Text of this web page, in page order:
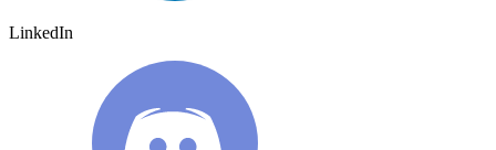
LinkedIn